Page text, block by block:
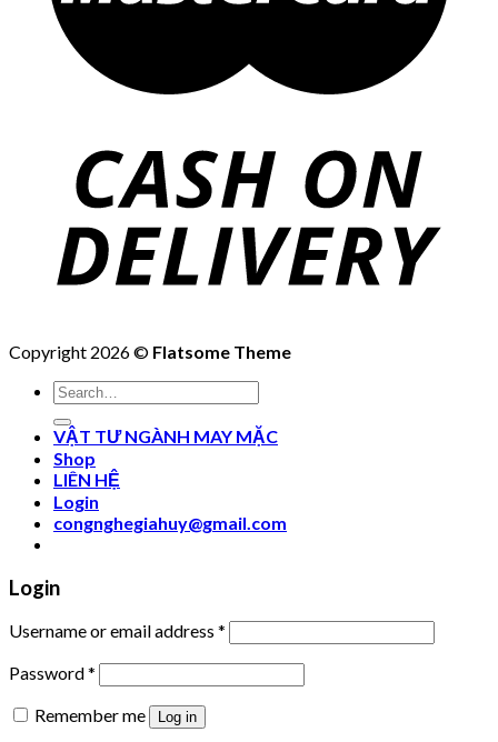
Copyright 2026 © Flatsome Theme
Search
for:
VẬT TƯ NGÀNH MAY MẶC
Shop
LIÊN HỆ
Login
congnghegiahuy@gmail.com
Login
Username or email address *
Password*
Remember me
Log in